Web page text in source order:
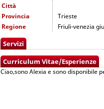
Città
Provincia
Trieste
Regione
Friuli-venezia
Servizi
Curriculum Vitae/Esperienze
Ciao,sono Alexia e sono disponibile